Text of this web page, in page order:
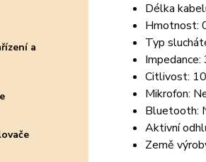
a
Délka
Hmotnost:
Typ
Impedance:
Citlivost:
Mikrofon:
Bluetooth:
Aktivní
Země